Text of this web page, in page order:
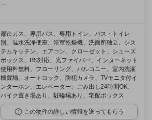
－
都市ガス、専用バス、専用トイレ、バス・トイレ
別、温水洗浄便座、浴室乾燥機、洗面所独立、シス
テムキッチン、エアコン、クローゼット、シューズ
ボックス、BS対応、光ファイバー、インターネット
使用料無料、フローリング、バルコニー、室内洗濯
機置場、オートロック、防犯カメラ、TVモニタ付イ
ンターホン、エレベーター、ごみ出し24時間OK、
バイク置き場あり、駐輪場あり、宅配ボックス
この物件の詳しい情報を送ってもらう